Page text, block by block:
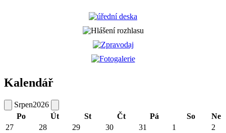
Kalendář
Srpen2026
Po
Út St Čt Pá So
Ne
27
28 29 30 31 1
2